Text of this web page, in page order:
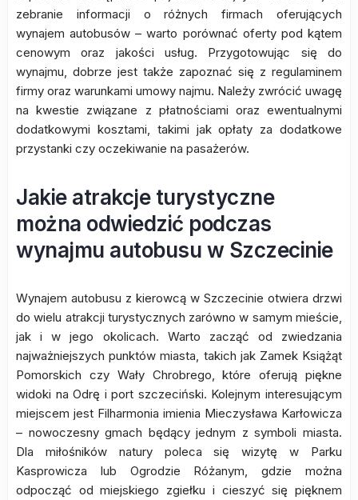
zebranie informacji o różnych firmach oferujących
wynajem autobusów – warto porównać oferty pod kątem
cenowym oraz jakości usług. Przygotowując się do
wynajmu, dobrze jest także zapoznać się z regulaminem
firmy oraz warunkami umowy najmu. Należy zwrócić uwagę
na kwestie związane z płatnościami oraz ewentualnymi
dodatkowymi kosztami, takimi jak opłaty za dodatkowe
przystanki czy oczekiwanie na pasażerów.
Jakie atrakcje turystyczne
można odwiedzić podczas
wynajmu autobusu w Szczecinie
Wynajem autobusu z kierowcą w Szczecinie otwiera drzwi
do wielu atrakcji turystycznych zarówno w samym mieście,
jak i w jego okolicach. Warto zacząć od zwiedzania
najważniejszych punktów miasta, takich jak Zamek Książąt
Pomorskich czy Wały Chrobrego, które oferują piękne
widoki na Odrę i port szczeciński. Kolejnym interesującym
miejscem jest Filharmonia imienia Mieczysława Karłowicza
– nowoczesny gmach będący jednym z symboli miasta.
Dla miłośników natury poleca się wizytę w Parku
Kasprowicza lub Ogrodzie Różanym, gdzie można
odpocząć od miejskiego zgiełku i cieszyć się pięknem